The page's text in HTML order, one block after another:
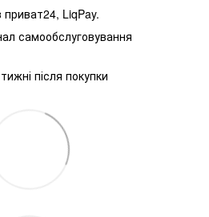
LiqPay.
самообслуговування
після покупки